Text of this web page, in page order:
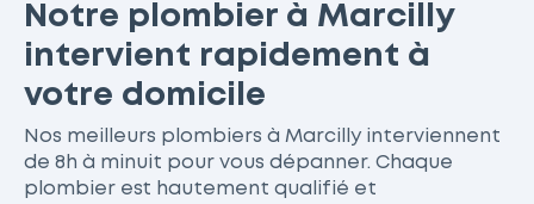
Notre plombier à Marcilly
intervient rapidement à
votre domicile
Nos meilleurs plombiers à Marcilly interviennent
de 8h à minuit pour vous dépanner. Chaque
plombier est hautement qualifié et